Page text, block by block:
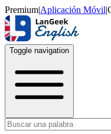
Premium|Aplicación Móvil|
Toggle navigation